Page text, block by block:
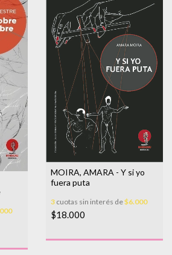
MOIRA, AMARA - Y si yo
fuera puta
3 cuotas sin interés de$6.000
$18.000